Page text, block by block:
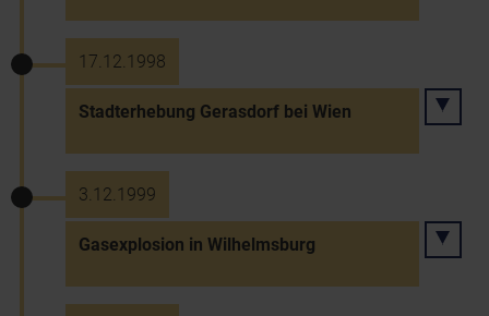
17.12.1998
Stadterhebung Gerasdorf bei Wien
3.12.1999
Gasexplosion in Wilhelmsburg